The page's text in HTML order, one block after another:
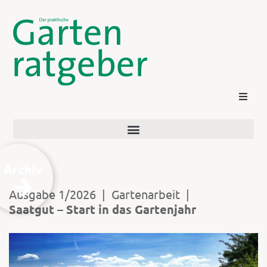
Login
Ausgabe 1/2026 | Gartenarbeit |
Saatgut – Start in das Gartenjahr